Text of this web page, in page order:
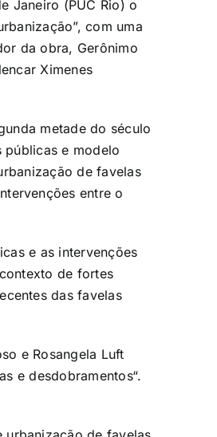
Janeiro (PUC Rio) o
com uma
da obra, Gerônimo
Ximenes
metade do século
públicas e modelo
de favelas
entre o
e as intervenções
de fortes
das favelas
e Rosangela Luft
e desdobramentos“.